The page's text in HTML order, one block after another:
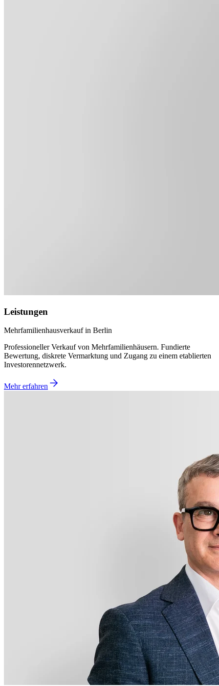
Leistungen
Mehrfamilienhausverkauf in Berlin
Professioneller Verkauf von Mehrfamilienhäusern. Fundierte
Bewertung, diskrete Vermarktung und Zugang zu einem etablierten
Investorennetzwerk.
Mehr erfahren